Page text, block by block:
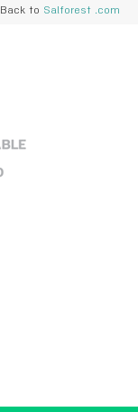
Back to Salforest .com